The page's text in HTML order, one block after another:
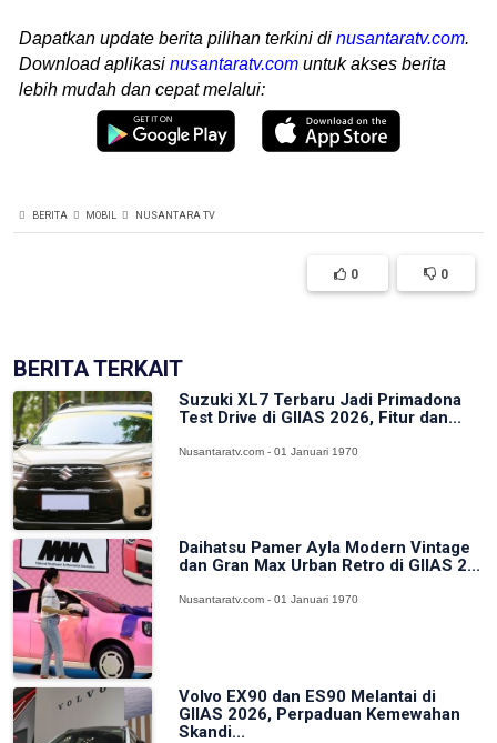
Dapatkan update berita pilihan terkini di nusantaratv.com.
Download aplikasi nusantaratv.com untuk akses berita
lebih mudah dan cepat melalui:
BERITA MOBIL NUSANTARA TV
0 0
BERITA TERKAIT
Suzuki XL7 Terbaru Jadi Primadona
Test Drive di GIIAS 2026, Fitur dan...
Nusantaratv.com - 01 Januari 1970
Daihatsu Pamer Ayla Modern Vintage
dan Gran Max Urban Retro di GIIAS 2...
Nusantaratv.com - 01 Januari 1970
Volvo EX90 dan ES90 Melantai di
GIIAS 2026, Perpaduan Kemewahan
Skandi...